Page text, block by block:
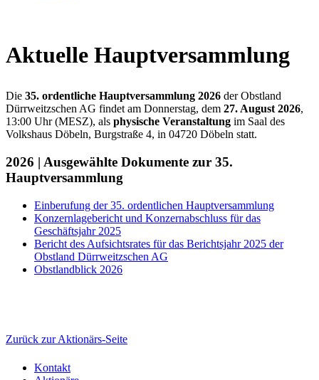
Aktuelle Hauptversammlung
Die 35. ordentliche Hauptversammlung 2026 der Obstland
Dürrweitzschen AG findet am Donnerstag, dem 27. August 2026,
13:00 Uhr (MESZ), als physische Veranstaltung im Saal des
Volkshaus Döbeln, Burgstraße 4, in 04720 Döbeln statt.
2026 | Ausgewählte Dokumente zur 35.
Hauptversammlung
Einberufung der 35. ordentlichen Hauptversammlung
Konzernlagebericht und Konzernabschluss für das
Geschäftsjahr 2025
Bericht des Aufsichtsrates für das Berichtsjahr 2025 der
Obstland Dürrweitzschen AG
Obstlandblick 2026
Zurück zur Aktionärs-Seite
Kontakt